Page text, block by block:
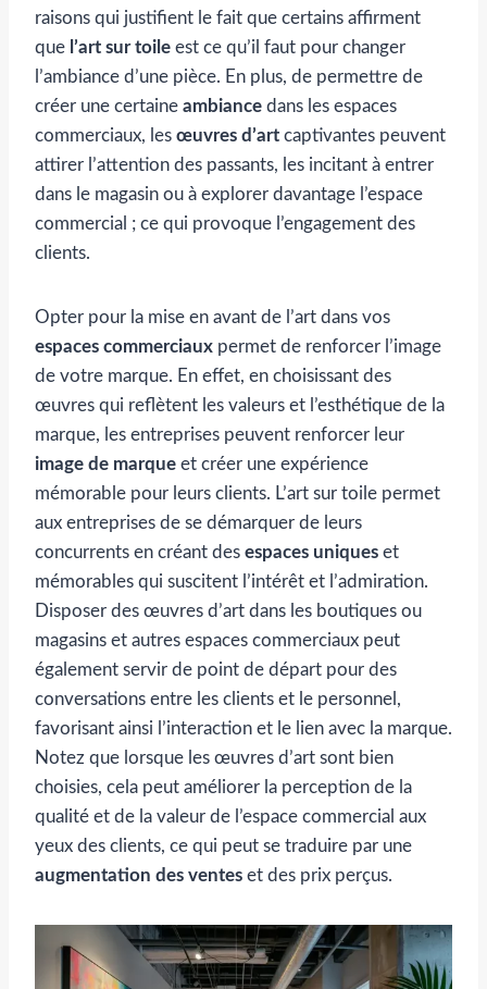
raisons qui justifient le fait que certains affirment
que l’art sur toile est ce qu’il faut pour changer
l’ambiance d’une pièce. En plus, de permettre de
créer une certaine ambiance dans les espaces
commerciaux, les œuvres d’art captivantes peuvent
attirer l’attention des passants, les incitant à entrer
dans le magasin ou à explorer davantage l’espace
commercial ; ce qui provoque l’engagement des
clients.
Opter pour la mise en avant de l’art dans vos
espaces commerciaux permet de renforcer l’image
de votre marque. En effet, en choisissant des
œuvres qui reflètent les valeurs et l’esthétique de la
marque, les entreprises peuvent renforcer leur
image de marque et créer une expérience
mémorable pour leurs clients. L’art sur toile permet
aux entreprises de se démarquer de leurs
concurrents en créant des espaces uniques et
mémorables qui suscitent l’intérêt et l’admiration.
Disposer des œuvres d’art dans les boutiques ou
magasins et autres espaces commerciaux peut
également servir de point de départ pour des
conversations entre les clients et le personnel,
favorisant ainsi l’interaction et le lien avec la marque.
Notez que lorsque les œuvres d’art sont bien
choisies, cela peut améliorer la perception de la
qualité et de la valeur de l’espace commercial aux
yeux des clients, ce qui peut se traduire par une
augmentation des ventes et des prix perçus.